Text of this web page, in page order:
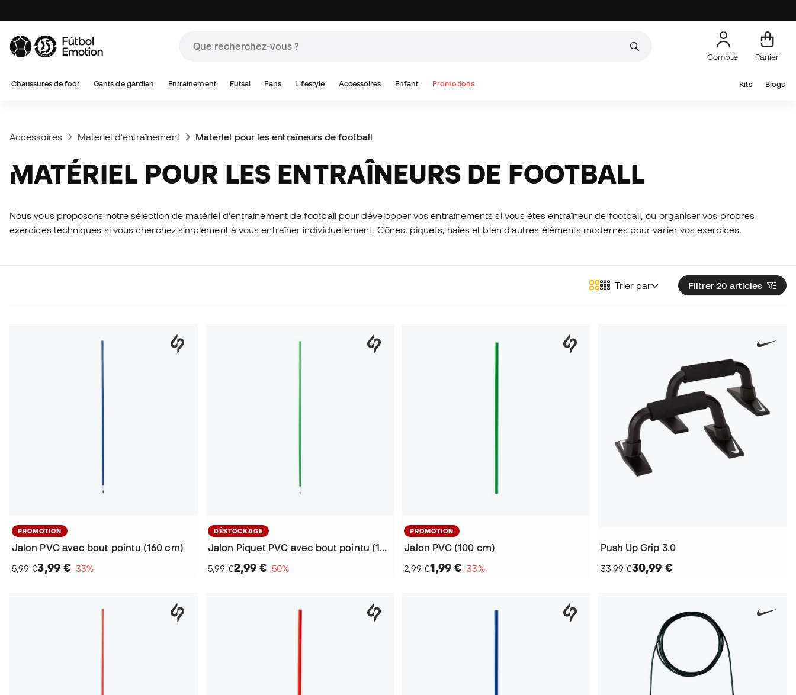
Compte Panier
Chaussures de foot Gants de gardien Entraînement Futsal Fans Lifestyle Accessoires Enfant Promotions Kits Blogs
Accessoires Matériel d'entraînement Matériel pour les entraîneurs de football
MATÉRIEL POUR LES ENTRAÎNEURS DE FOOTBALL
Nous vous proposons notre sélection de matériel d'entraînement de football pour développer vos entraînements si vous êtes entraîneur de football, ou organiser vos propres
exercices techniques si vous cherchez simplement à vous entraîner individuellement. Cônes, piquets, haies et bien d'autres éléments modernes pour varier vos exercices.
Filtrer 20 articles
Trier par
PROMOTION
Jalon PVC avec bout pointu (160 cm)
5,99 €3,99 €−33%
DÉSTOCKAGE
Jalon Piquet PVC avec bout pointu (160 cm)
5,99 €2,99 €−50%
PROMOTION
Jalon PVC (100 cm)
2,99 €1,99 €−33%
Push Up Grip 3.0
33,99 €30,99 €